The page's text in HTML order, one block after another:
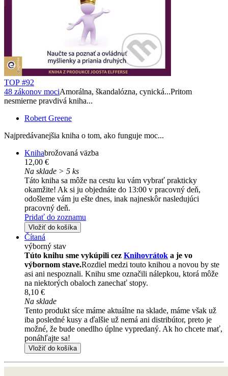
TOP #92
48 zákonov mociAmorálna, škandalózna, cynická...Pritom
nesmierne pravdivá kniha...
Robert Greene
Najpredávanejšia kniha o tom, ako funguje moc...
Knihabrožovaná väzba
12,00 €
Na sklade > 5 ks
Táto kniha sa môže na cestu ku vám vybrať prakticky
okamžite! Ak si ju objednáte do 13:00 v pracovný deň,
odošleme vám ju ešte dnes, inak najneskôr nasledujúci
pracovný deň.
Pridať do zoznamu
Vložiť do košíka
Čítaná
výborný stav
Túto knihu sme vykúpili cez Knihovrátok a je vo
výbornom stave.Rozdiel medzi touto knihou a novou by ste
asi ani nespoznali. Knihu sme označili nálepkou, ktorá môže
na niektorých obaloch zanechať stopy.
8,10 €
Na sklade
Tento produkt síce máme aktuálne na sklade, máme však už
iba posledné kusy a ďalšie už nemá ani distribútor, preto je
možné, že bude onedlho úplne vypredaný. Ak ho chcete mať,
ponáhľajte sa!
Vložiť do košíka